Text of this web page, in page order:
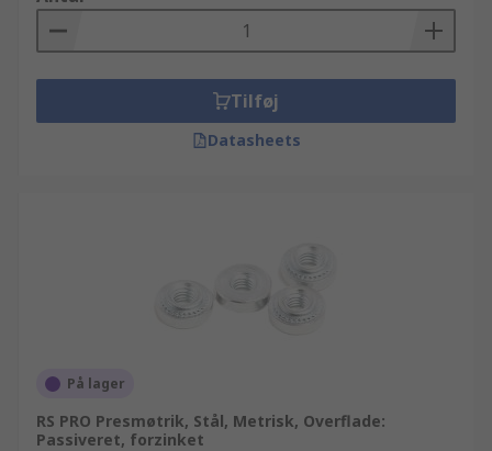
Tilføj
Datasheets
På lager
RS PRO Presmøtrik, Stål, Metrisk, Overflade:
Passiveret, forzinket